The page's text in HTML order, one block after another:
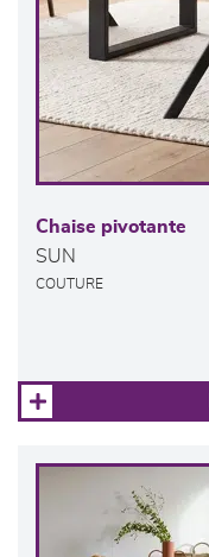
Chaise pivotante
SUN
COUTURE